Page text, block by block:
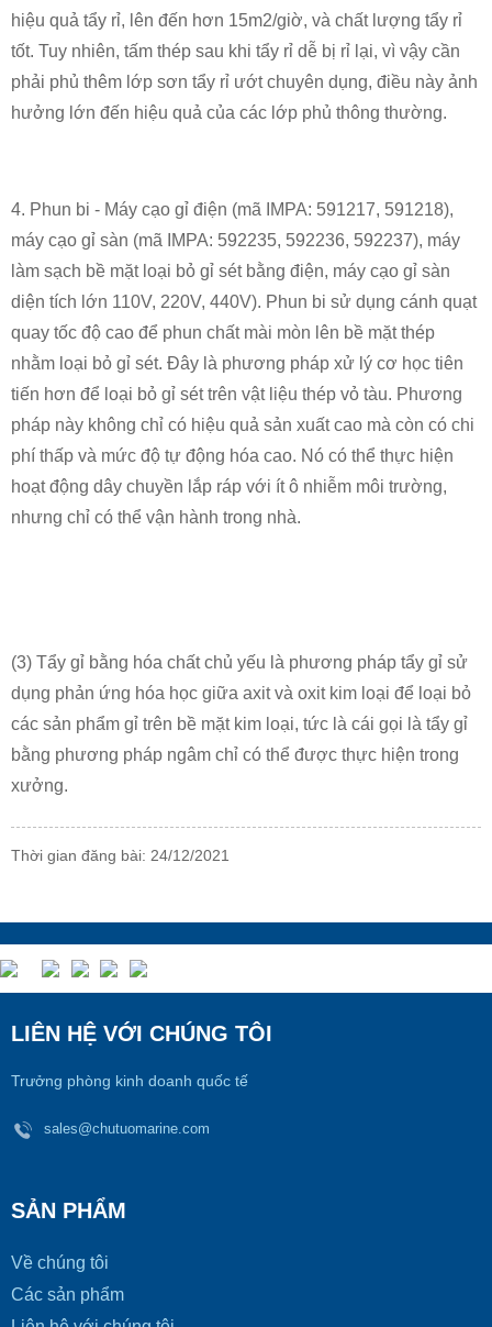
hiệu quả tẩy rỉ, lên đến hơn 15m2/giờ, và chất lượng tẩy rỉ
tốt. Tuy nhiên, tấm thép sau khi tẩy rỉ dễ bị rỉ lại, vì vậy cần
phải phủ thêm lớp sơn tẩy rỉ ướt chuyên dụng, điều này ảnh
hưởng lớn đến hiệu quả của các lớp phủ thông thường.
4. Phun bi - Máy cạo gỉ điện (mã IMPA: 591217, 591218),
máy cạo gỉ sàn (mã IMPA: 592235, 592236, 592237), máy
làm sạch bề mặt loại bỏ gỉ sét bằng điện, máy cạo gỉ sàn
diện tích lớn 110V, 220V, 440V). Phun bi sử dụng cánh quạt
quay tốc độ cao để phun chất mài mòn lên bề mặt thép
nhằm loại bỏ gỉ sét. Đây là phương pháp xử lý cơ học tiên
tiến hơn để loại bỏ gỉ sét trên vật liệu thép vỏ tàu. Phương
pháp này không chỉ có hiệu quả sản xuất cao mà còn có chi
phí thấp và mức độ tự động hóa cao. Nó có thể thực hiện
hoạt động dây chuyền lắp ráp với ít ô nhiễm môi trường,
nhưng chỉ có thể vận hành trong nhà.
(3) Tẩy gỉ bằng hóa chất chủ yếu là phương pháp tẩy gỉ sử
dụng phản ứng hóa học giữa axit và oxit kim loại để loại bỏ
các sản phẩm gỉ trên bề mặt kim loại, tức là cái gọi là tẩy gỉ
bằng phương pháp ngâm chỉ có thể được thực hiện trong
xưởng.
Thời gian đăng bài: 24/12/2021
LIÊN HỆ VỚI CHÚNG TÔI
Trưởng phòng kinh doanh quốc tế
sales@chutuomarine.com
SẢN PHẨM
Về chúng tôi
Các sản phẩm